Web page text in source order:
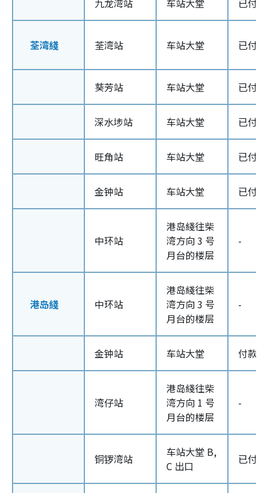
九龙湾站 车站大堂 已付
荃湾綫 荃湾站 车站大堂 已付
葵芳站 车站大堂 已付
深水埗站 车站大堂 已付
旺角站 车站大堂 已付
金钟站 车站大堂 已付
中环站
港岛綫往柴
湾方向 3 号
月台的楼层
-
港岛綫 中环站
港岛綫往柴
湾方向 3 号
月台的楼层
-
金钟站 车站大堂 付款区
湾仔站
港岛綫往柴
湾方向 1 号
月台的楼层
-
铜锣湾站
车站大堂 B,
C 出口
已付